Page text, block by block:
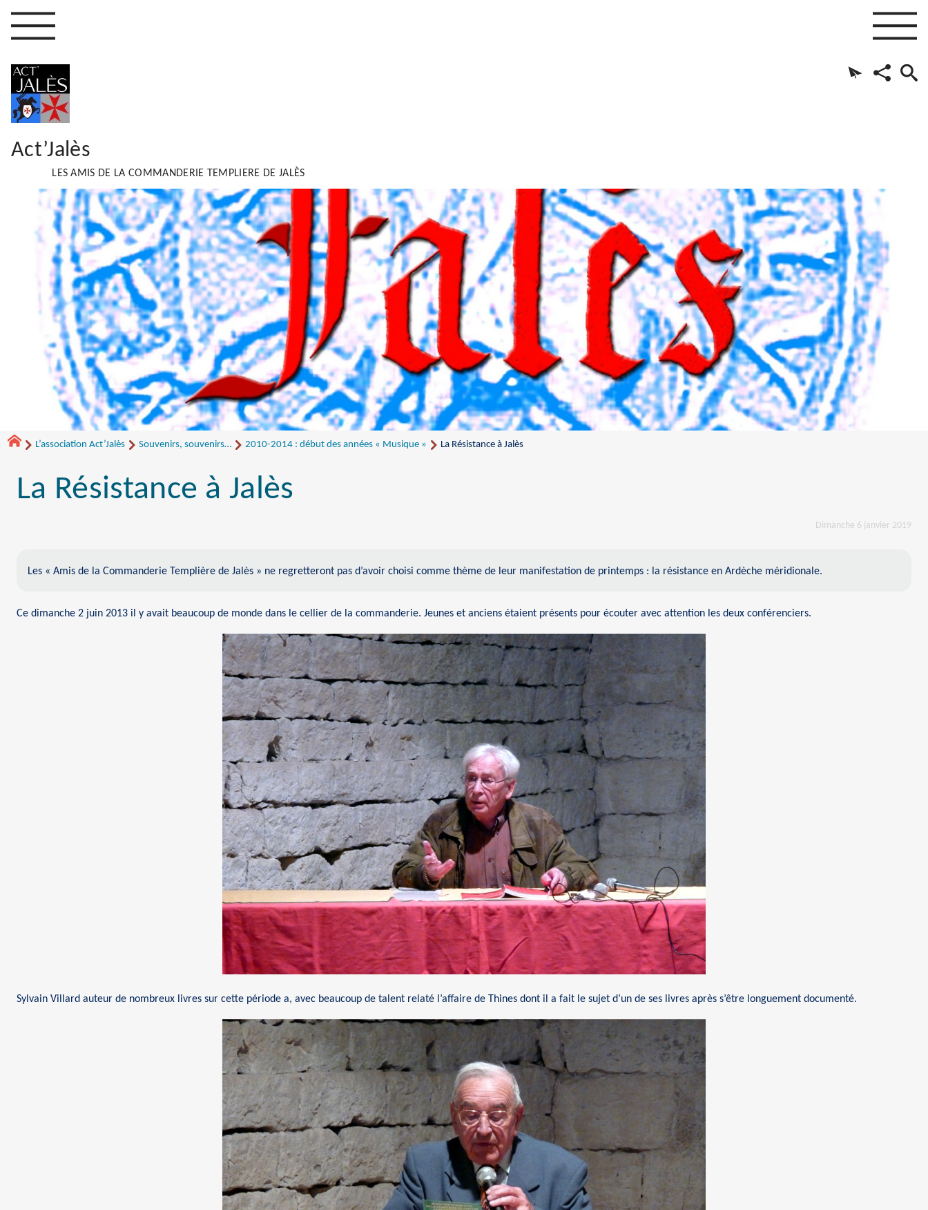
Act’Jalès
LES AMIS DE LA COMMANDERIE TEMPLIERE DE JALÈS
L’association Act’Jalès Souvenirs, souvenirs… 2010-2014 : début des années « Musique » La Résistance à Jalès
La Résistance à Jalès
Dimanche 6 janvier 2019
Les « Amis de la Commanderie Templière de Jalès » ne regretteront pas d’avoir choisi comme thème de leur manifestation de printemps : la résistance en Ardèche méridionale.
Ce dimanche 2 juin 2013 il y avait beaucoup de monde dans le cellier de la commanderie. Jeunes et anciens étaient présents pour écouter avec attention les deux conférenciers.
Sylvain Villard auteur de nombreux livres sur cette période a, avec beaucoup de talent relaté l’affaire de Thines dont il a fait le sujet d’un de ses livres après s’être longuement documenté.